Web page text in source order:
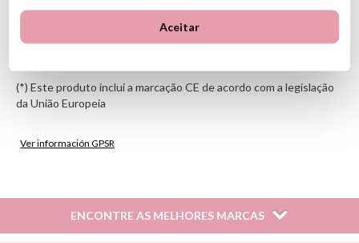
vocabulário e reconhecimento de formas
ID: 105136
(*) Este produto inclui a marcação CE de acordo com a legislação
da União Europeia
Ver información GPSR
sobre Seguridad General de Productos (GPSR).
ENCONTRE AS MELHORES MARCAS
Aceitar